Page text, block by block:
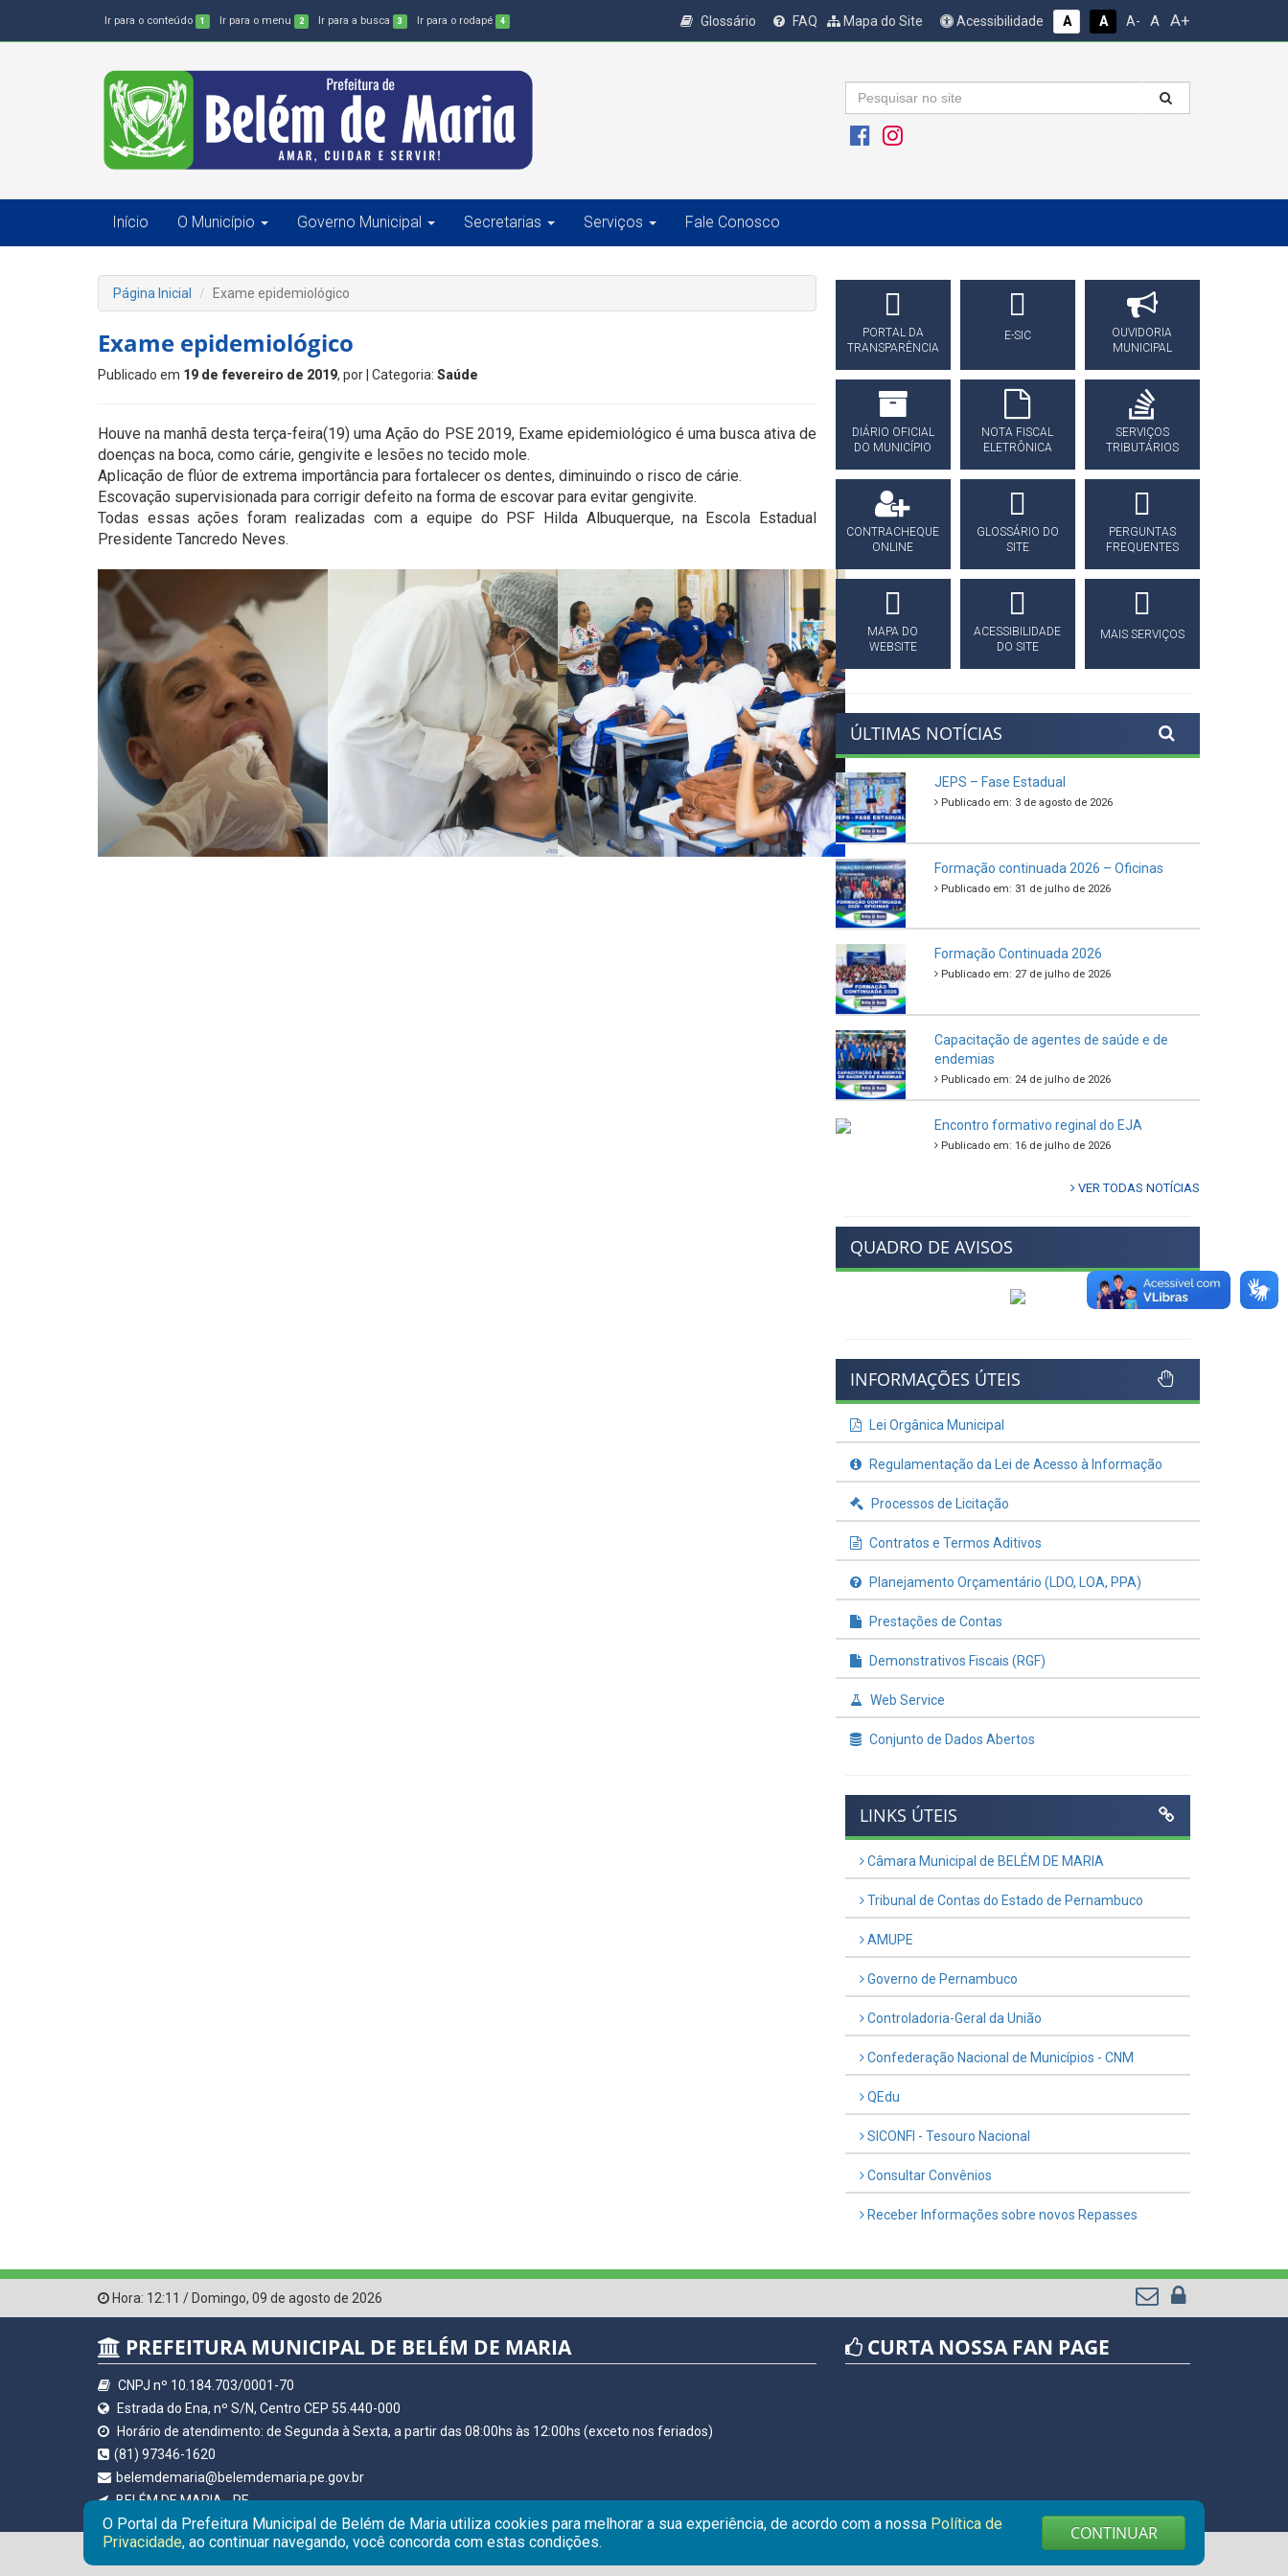
Ir para o conteúdo 1 Ir para o menu 2 Ir para a busca 3 Ir para o rodapé 4 Glossário FAQ Mapa do Site Acessibilidade A A A- A A+
Início O Município Governo Municipal Secretarias Serviços Fale Conosco
Página Inicial Exame epidemiológico
Exame epidemiológico
Publicado em 19 de fevereiro de 2019, por | Categoria: Saúde
Houve na manhã desta terça-feira(19) uma Ação do PSE 2019, Exame epidemiológico é uma busca ativa de
doenças na boca, como cárie, gengivite e lesões no tecido mole.
Aplicação de flúor de extrema importância para fortalecer os dentes, diminuindo o risco de cárie.
Escovação supervisionada para corrigir defeito na forma de escovar para evitar gengivite.
Todas essas ações foram realizadas com a equipe do PSF Hilda Albuquerque, na Escola Estadual
Presidente Tancredo Neves.
PORTAL DA
TRANSPARÊNCIA
E-SIC
OUVIDORIA
MUNICIPAL
DIÁRIO OFICIAL
DO MUNICÍPIO
NOTA FISCAL
ELETRÔNICA
SERVIÇOS
TRIBUTÁRIOS
CONTRACHEQUE
ONLINE
GLOSSÁRIO DO
SITE
PERGUNTAS
FREQUENTES
MAPA DO
WEBSITE
ACESSIBILIDADE
DO SITE
MAIS SERVIÇOS
ÚLTIMAS NOTÍCIAS
JEPS – Fase Estadual
Publicado em: 3 de agosto de 2026
Formação continuada 2026 – Oficinas
Publicado em: 31 de julho de 2026
Formação Continuada 2026
Publicado em: 27 de julho de 2026
Capacitação de agentes de saúde e de
endemias
Publicado em: 24 de julho de 2026
Encontro formativo reginal do EJA
Publicado em: 16 de julho de 2026
VER TODAS NOTÍCIAS
QUADRO DE AVISOS
INFORMAÇÕES ÚTEIS
Lei Orgânica Municipal
Regulamentação da Lei de Acesso à Informação
Processos de Licitação
Contratos e Termos Aditivos
Planejamento Orçamentário (LDO, LOA, PPA)
Prestações de Contas
Demonstrativos Fiscais (RGF)
Web Service
Conjunto de Dados Abertos
LINKS ÚTEIS
Câmara Municipal de BELÉM DE MARIA
Tribunal de Contas do Estado de Pernambuco
AMUPE
Governo de Pernambuco
Controladoria-Geral da União
Confederação Nacional de Municípios - CNM
QEdu
SICONFI - Tesouro Nacional
Consultar Convênios
Receber Informações sobre novos Repasses
Hora: 12:11 / Domingo, 09 de agosto de 2026
PREFEITURA MUNICIPAL DE BELÉM DE MARIA
CNPJ nº 10.184.703/0001-70
Estrada do Ena, nº S/N, Centro CEP 55.440-000
Horário de atendimento: de Segunda à Sexta, a partir das 08:00hs às 12:00hs (exceto nos feriados)
(81) 97346-1620
belemdemaria@belemdemaria.pe.gov.br
BELÉM DE MARIA - PE
CURTA NOSSA FAN PAGE
O Portal da Prefeitura Municipal de Belém de Maria utiliza cookies para melhorar a sua experiência, de acordo com a nossa Política de
Privacidade, ao continuar navegando, você concorda com estas condições. CONTINUAR